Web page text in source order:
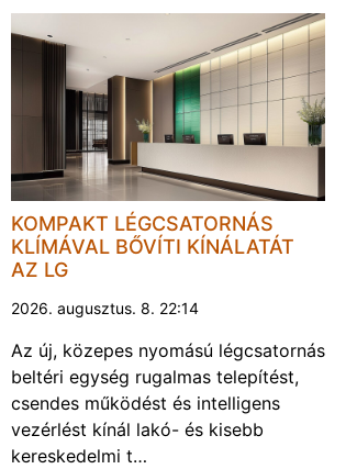
KOMPAKT LÉGCSATORNÁS
KLÍMÁVAL BŐVÍTI KÍNÁLATÁT
AZ LG
2026. augusztus. 8. 22:14
Az új, közepes nyomású légcsatornás
beltéri egység rugalmas telepítést,
csendes működést és intelligens
vezérlést kínál lakó- és kisebb
kereskedelmi t…